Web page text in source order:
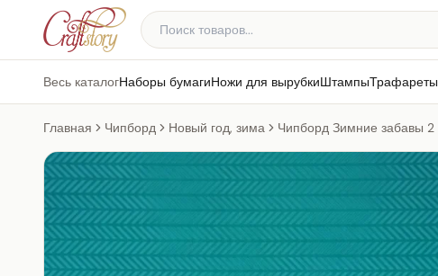
Весь каталогНаборы бумагиНожи для вырубкиШтампыТрафареты
Главная Чипборд Новый год, зима Чипборд Зимние забавы 2